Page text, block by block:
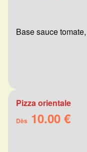
Base sauce
Pizza orientale
Dès 10.00 €